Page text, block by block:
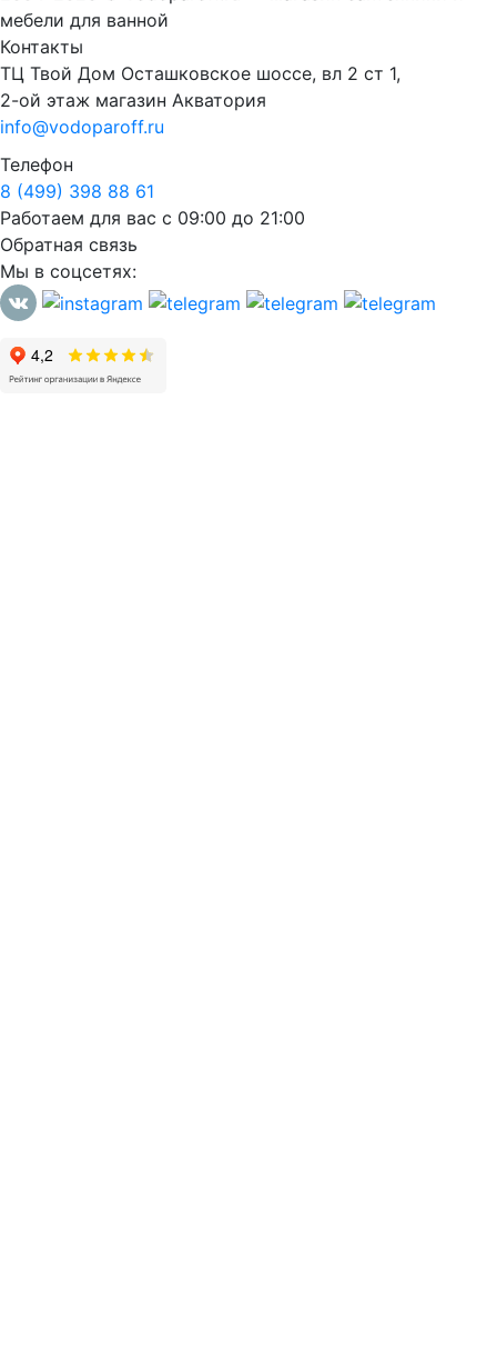
мебели для ванной
Контакты
ТЦ Твой Дом Осташковское шоссе, вл 2 ст 1,
2-ой этаж магазин Акватория
info@vodoparoff.ru
Телефон
8 (499) 398 88 61
Работаем для вас с 09:00 до 21:00
Обратная связь
Мы в соцсетях: